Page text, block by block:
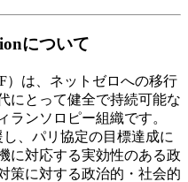
について
）は、ネットゼロへの移行
にとって健全で持続可能な
ランソロピー組織です。
、パリ協定の目標達成に
に対応する実効性のある政
策に対する政治的・社会的